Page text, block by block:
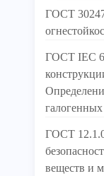
ГОСТ
ГОСТ IEC
ГОСТ
веществ и